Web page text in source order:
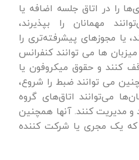
را در اتاق جلسه اضافه یا
مهمانان را بپذیرند،
یا مجوزهای پیشرفته‌تری را
ها می توانند کنفرانس
کنند و حقوق میکروفون یا
می توانند ضبط را شروع،
می‌توانند اتاق‌های گروه
مدیریت کنند. آنها همچنین
که یک مجری یا شرکت کننده